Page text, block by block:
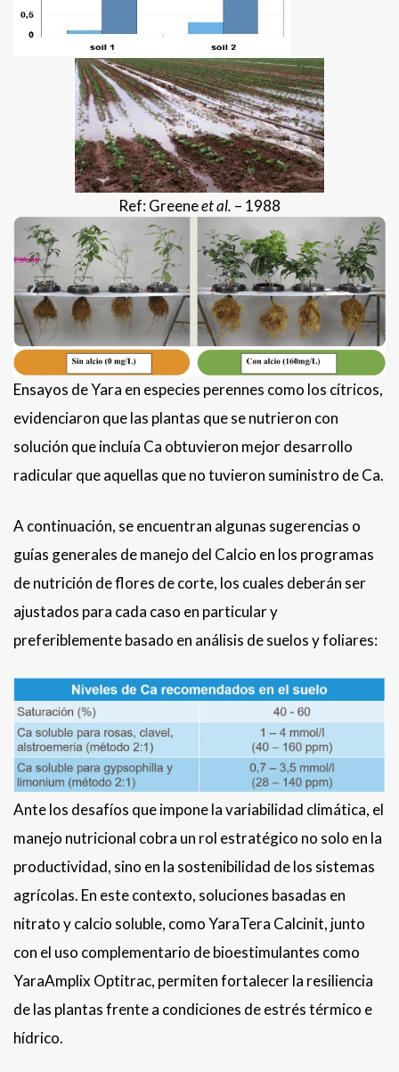
Ref: Greeneet al. – 1988
Ensayos de Yara en especies perennes como los cítricos,
evidenciaron que las plantas que se nutrieron con
solución que incluía Ca obtuvieron mejor desarrollo
radicular que aquellas que no tuvieron suministro de Ca.
A continuación, se encuentran algunas sugerencias o
guías generales de manejo del Calcio en los programas
de nutrición de flores de corte, los cuales deberán ser
ajustados para cada caso en particular y
preferiblemente basado en análisis de suelos y foliares:
Ante los desafíos que impone la variabilidad climática, el
manejo nutricional cobra un rol estratégico no solo en la
productividad, sino en la sostenibilidad de los sistemas
agrícolas. En este contexto, soluciones basadas en
nitrato y calcio soluble, como YaraTera Calcinit, junto
con el uso complementario de bioestimulantes como
YaraAmplix Optitrac, permiten fortalecer la resiliencia
de las plantas frente a condiciones de estrés térmico e
hídrico.